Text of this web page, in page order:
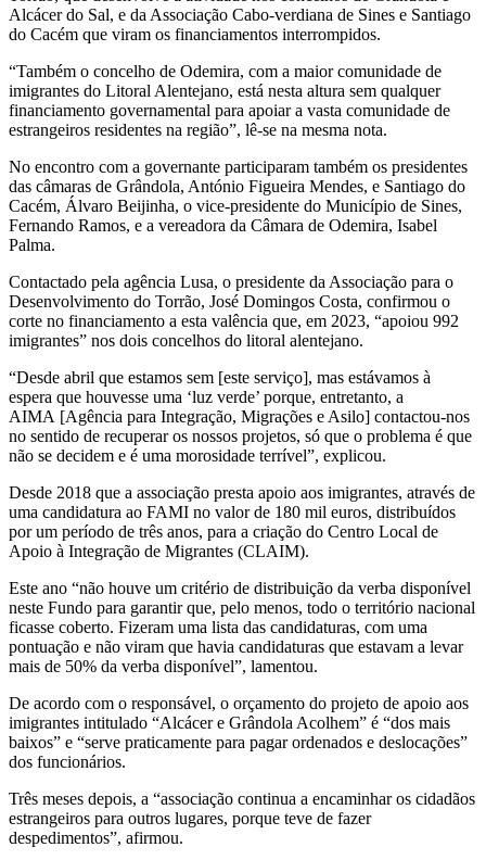
Alcácer do Sal, e da Associação Cabo-verdiana de Sines e Santiago
do Cacém que viram os financiamentos interrompidos.
“Também o concelho de Odemira, com a maior comunidade de
imigrantes do Litoral Alentejano, está nesta altura sem qualquer
financiamento governamental para apoiar a vasta comunidade de
estrangeiros residentes na região”, lê-se na mesma nota.
No encontro com a governante participaram também os presidentes
das câmaras de Grândola, António Figueira Mendes, e Santiago do
Cacém, Álvaro Beijinha, o vice-presidente do Município de Sines,
Fernando Ramos, e a vereadora da Câmara de Odemira, Isabel
Palma.
Contactado pela agência Lusa, o presidente da Associação para o
Desenvolvimento do Torrão, José Domingos Costa, confirmou o
corte no financiamento a esta valência que, em 2023, “apoiou 992
imigrantes” nos dois concelhos do litoral alentejano.
“Desde abril que estamos sem [este serviço], mas estávamos à
espera que houvesse uma ‘luz verde’ porque, entretanto, a
AIMA [Agência para Integração, Migrações e Asilo] contactou-nos
no sentido de recuperar os nossos projetos, só que o problema é que
não se decidem e é uma morosidade terrível”, explicou.
Desde 2018 que a associação presta apoio aos imigrantes, através de
uma candidatura ao FAMI no valor de 180 mil euros, distribuídos
por um período de três anos, para a criação do Centro Local de
Apoio à Integração de Migrantes (CLAIM).
Este ano “não houve um critério de distribuição da verba disponível
neste Fundo para garantir que, pelo menos, todo o território nacional
ficasse coberto. Fizeram uma lista das candidaturas, com uma
pontuação e não viram que havia candidaturas que estavam a levar
mais de 50% da verba disponível”, lamentou.
De acordo com o responsável, o orçamento do projeto de apoio aos
imigrantes intitulado “Alcácer e Grândola Acolhem” é “dos mais
baixos” e “serve praticamente para pagar ordenados e deslocações”
dos funcionários.
Três meses depois, a “associação continua a encaminhar os cidadãos
estrangeiros para outros lugares, porque teve de fazer
despedimentos”, afirmou.